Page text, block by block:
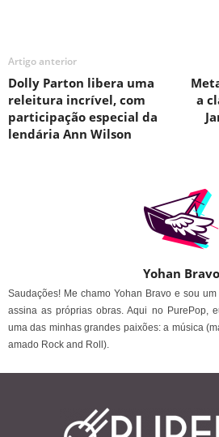
Artigo anterior
Dolly Parton libera uma
releitura incrível, com
participação especial da
lendária Ann Wilson
a
Yohan Bravo
Saudações! Me chamo Yohan Bravo e sou
assina as próprias obras. Aqui no PurePop,
uma das minhas grandes paixões: a música
amado Rock and Roll).